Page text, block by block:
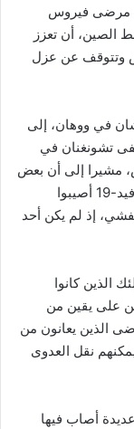
مرضى فيروس
بوسط الصين، أن تعزز
وتتوقف عن عزل
في ووهان، إلى
تشونغنان في
مشيرا إلى أن بعض
العاملين الطبيين في الأقسام غير المعالجة لكوفيد-19 أصيبوا
إذ لم يكن أحد
الذين كانوا
على يقين من
الذين يعانون من
نقل العدوى
أصاب فيها